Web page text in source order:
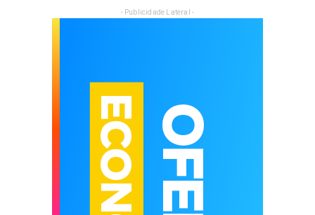
- Publicidade Lateral -